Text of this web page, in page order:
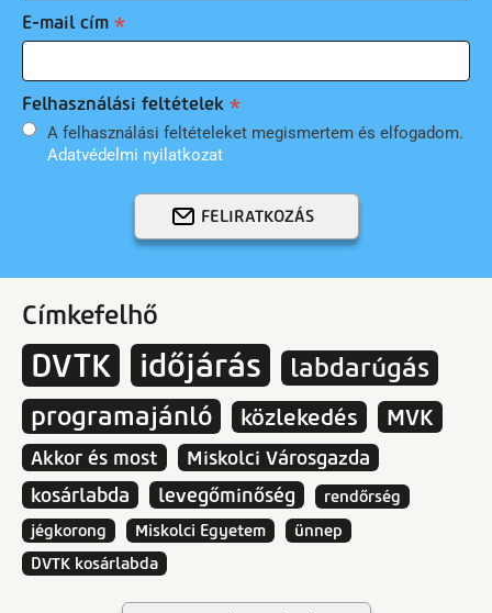
E-mail cím
Felhasználási feltételek
A felhasználási feltételeket megismertem és elfogadom.
Adatvédelmi nyilatkozat
FELIRATKOZÁS
Címkefelhő
DVTK időjárás
labdarúgás
programajánló
közlekedés MVK
Akkor és most
Miskolci Városgazda
kosárlabda
levegőminőség
rendőrség
jégkorong
Miskolci Egyetem
ünnep
DVTK kosárlabda